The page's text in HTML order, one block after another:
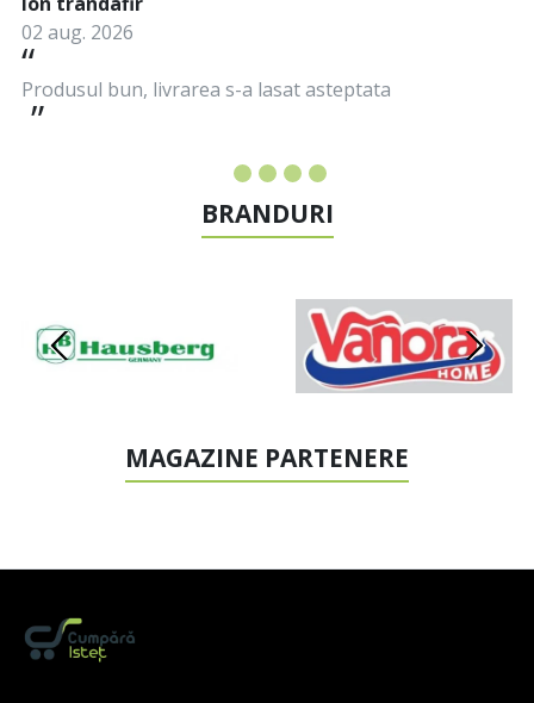
Produsul bun, livrarea s-a lasat asteptata
02 aug. 2026
BRANDURI
MAGAZINE PARTENERE